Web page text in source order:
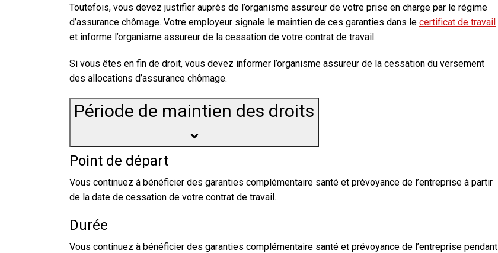
Toutefois, vous devez justifier auprès de l’organisme assureur de votre prise en charge par le régime
d’assurance chômage. Votre employeur signale le maintien de ces garanties dans le certificat de travail
et informe l’organisme assureur de la cessation de votre contrat de travail.
Si vous êtes en fin de droit, vous devez informer l’organisme assureur de la cessation du versement
des allocations d’assurance chômage.
Période de maintien des droits
Point de départ
Vous continuez à bénéficier des garanties complémentaire santé et prévoyance de l’entreprise à partir
de la date de cessation de votre contrat de travail.
Durée
Vous continuez à bénéficier des garanties complémentaire santé et prévoyance de l’entreprise pendant